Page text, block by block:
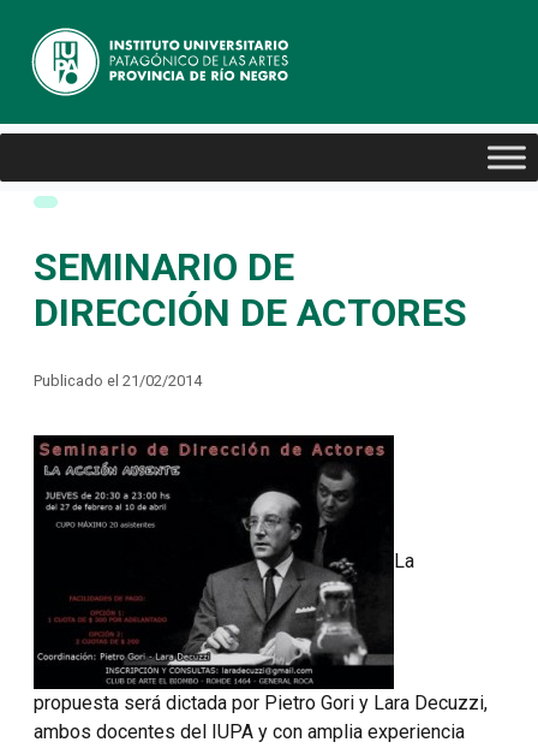
SEMINARIO DE
DIRECCIÓN DE ACTORES
Publicado el 21/02/2014
La
propuesta será dictada por Pietro Gori y Lara Decuzzi,
ambos docentes del IUPA y con amplia experiencia